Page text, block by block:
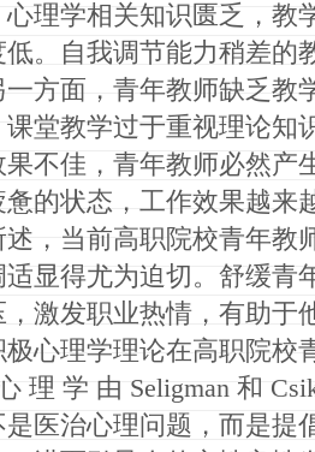
心理学相关知识匮乏，教
低。自我调节能力稍差的
一方面，青年教师缺乏教
课堂教学过于重视理论知
果不佳，青年教师必然产
惫的状态，工作效果越来
述，当前高职院校青年教
适显得尤为迫切。舒缓青
，激发职业热情，有助于
极心理学理论在高职院校
理 学 由 Seligman 和
是医治心理问题，而是提